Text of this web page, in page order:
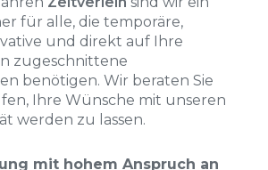
für alle, die temporäre,
und direkt auf Ihre
zugeschnittene
benötigen. Wir beraten Sie
Ihre Wünsche mit unseren
werden zu lassen.
mit hohem Anspruch an